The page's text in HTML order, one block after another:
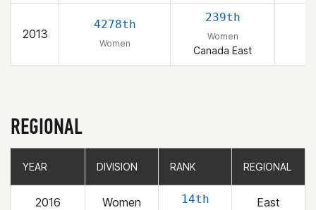
2013
4278th
Women
239th
Women
Canada East
REGIONAL
YEAR DIVISION RANK REGIONAL
2016 Women 14th East
YEAR DIVISION RANK REGIONAL